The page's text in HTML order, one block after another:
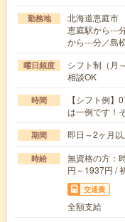
勤務地
北海道恵庭市
恵庭駅から---
から---分／島
曜日頻度
シフト制（月
相談OK
時間
【シフト例
は一例です！
期間 即日～2ヶ月以
時給
無資格の方：
円～1937円 /
交通費
全額支給